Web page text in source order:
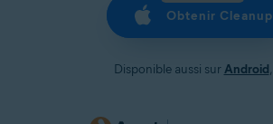
Obtenir Cleanup
Disponible aussi surAndroid,